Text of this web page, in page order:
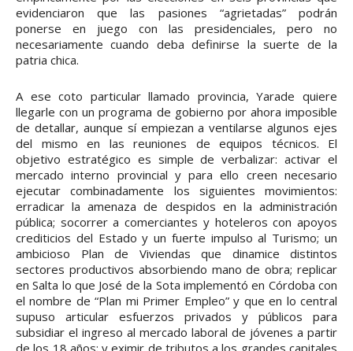
evidenciaron que las pasiones “agrietadas” podrán
ponerse en juego con las presidenciales, pero no
necesariamente cuando deba definirse la suerte de la
patria chica.
A ese coto particular llamado provincia, Yarade quiere
llegarle con un programa de gobierno por ahora imposible
de detallar, aunque sí empiezan a ventilarse algunos ejes
del mismo en las reuniones de equipos técnicos. El
objetivo estratégico es simple de verbalizar: activar el
mercado interno provincial y para ello creen necesario
ejecutar combinadamente los siguientes movimientos:
erradicar la amenaza de despidos en la administración
pública; socorrer a comerciantes y hoteleros con apoyos
crediticios del Estado y un fuerte impulso al Turismo; un
ambicioso Plan de Viviendas que dinamice distintos
sectores productivos absorbiendo mano de obra; replicar
en Salta lo que José de la Sota implementó en Córdoba con
el nombre de “Plan mi Primer Empleo” y que en lo central
supuso articular esfuerzos privados y públicos para
subsidiar el ingreso al mercado laboral de jóvenes a partir